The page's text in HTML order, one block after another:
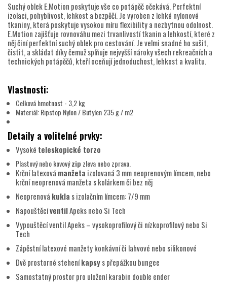
Suchý oblek E.Motion poskytuje vše co potápěč očekává. Perfektní
izolaci, pohyblivost, lehkost a bezpěčí. Je vyroben z lehké nylonové
tkaniny, která poskytuje vysokou míru flexibility a nezbytnou odolnost.
E.Motion zajišťuje rovnováhu mezi trvanlivostí tkanin a lehkostí, které z
něj činí perfektní suchý oblek pro cestování. Je velmi snadné ho sušit,
čistit, a skládat díky čemuž splňuje nejvyšší nároky všech rekreačních a
technických potápěčů, kteří oceňují jednoduchost, lehkost a kvalitu.
Vlastnosti:
Celková hmotnost - 3,2 kg
Materiál: Ripstop Nylon / Butylen 235 g / m2
Detaily a volitelné prvky:
Vysoké teleskopické torzo
Plastový nebo kovovýzip zleva nebo zprava.
Krční latexová manžeta izolovaná 3 mm neoprenovým límcem, nebo
krční neoprenová manžeta s kolárkem či bez něj
Neoprenová kukla s izolačním límcem: 7/9 mm
NapouštěcíventilApeks nebo Si Tech
Vypouštěcí ventil Apeks – vysokoprofilový či nízkoprofilový nebo Si
Tech
Zápěstní latexové manžety konkávní či lahvové nebo silikonové
Dvě prostorné steheníkapsys přepážkou bungee
Samostatný prostor pro uložení karabin double ender